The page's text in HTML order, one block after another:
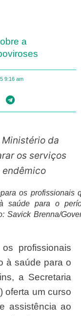
a
9:16 am
os serviços
os profissionais
saúde para o
Savick Brenna/
à saúde para o
a Secretaria
oferta um curso
assistência ao